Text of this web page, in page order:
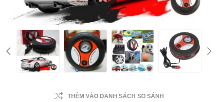
THÊM VÀO DANH SÁCH SO SÁNH